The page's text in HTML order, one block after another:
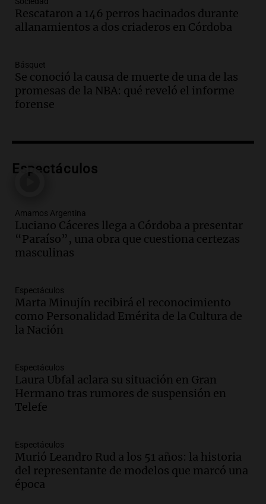
Marcelo Lamberti (Rosario Central 2 - 1
Aldosivi)
Audio.2° gol de Rosario Central a
Aldosivi (Campaz) - relato Gato Greco
Deportes Rosario
Audio.Nuevo desarrollo urbano y casa
en Villa María
Audio.La gran exposición de la rural de
la Bulaya abrirá sus puertas mañana con
diversas actividades y sorpresas
Panorama Federal
edificios y proyecta una casa del
estudiante con 48 municipios
involucrados
Panorama Federal
Aldosivi (Zalazar en contra) - relato
Gato Greco
Deportes Rosario
Episodios
en la Sociedad Rural de Bulaya con
actividades para toda la familia
Panorama Federal
Episodios
Rescataron a 146 perros hacinados durante
allanamientos a dos criaderos en Córdoba
Básquet
Se conoció la causa de muerte de una de las
promesas de la NBA: qué reveló el informe
forense
Espectáculos
Amamos Argentina
Luciano Cáceres llega a Córdoba a presentar
“Paraíso”, una obra que cuestiona certezas
masculinas
Espectáculos
Marta Minujín recibirá el reconocimiento
como Personalidad Emérita de la Cultura de
la Nación
Espectáculos
Laura Ubfal aclara su situación en Gran
Hermano tras rumores de suspensión en
Telefe
Espectáculos
Murió Leandro Rud a los 51 años: la historia
del representante de modelos que marcó una
época